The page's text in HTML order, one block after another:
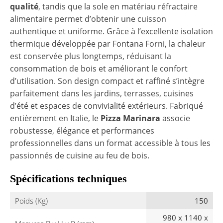
qualité, tandis que la sole en matériau réfractaire
alimentaire permet d’obtenir une cuisson
authentique et uniforme. Grâce à l’excellente isolation
thermique développée par Fontana Forni, la chaleur
est conservée plus longtemps, réduisant la
consommation de bois et améliorant le confort
d’utilisation. Son design compact et raffiné s’intègre
parfaitement dans les jardins, terrasses, cuisines
d’été et espaces de convivialité extérieurs. Fabriqué
entièrement en Italie, le Pizza Marinara associe
robustesse, élégance et performances
professionnelles dans un format accessible à tous les
passionnés de cuisine au feu de bois.
Spécifications techniques
Poids (Kg) 150
980 x 1140 x